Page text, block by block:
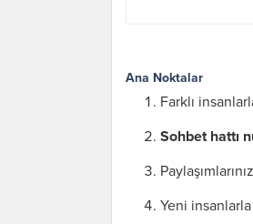
Ana Noktalar
Farklı
Sohbet hattı
Yeni